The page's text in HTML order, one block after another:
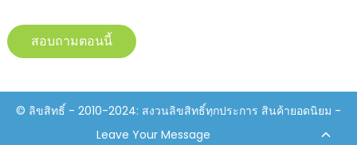
สอบถามตอนนี้
© ลิขสิทธิ์ - 2010-2024: สงวนลิขสิทธิ์ทุกประการ สินค้ายอดนิยม -
แผนผังเว็บไซต์ Resource
Leave Your Message